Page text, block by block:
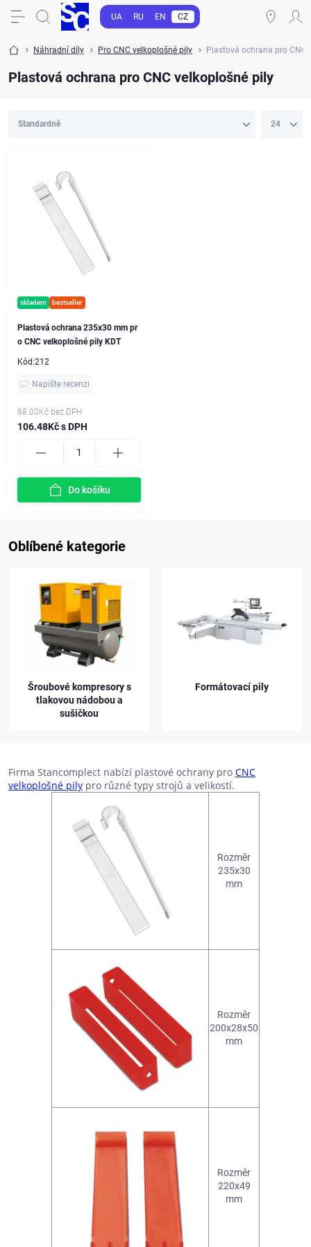
UA RU EN CZ
Náhradní díly Pro CNC velkoplošné pily Plastová ochrana pro CNC
Plastová ochrana pro CNC velkoplošné pily
skladem bestseller
Plastová ochrana 235x30 mm pr
o CNC velkoplošné pily KDT
Kód:212
Napište recenzi
88.00Kč bez DPH
106.48Kč s DPH
Do košíku
Oblíbené kategorie
Šroubové kompresory s
tlakovou nádobou a
sušičkou
Formátovací pily
Firma Stancomplect nabízí plastové ochrany pro CNC
velkoplošné pily pro různé typy strojů a velikostí.
Rozměr
235x30
mm
Rozměr
200x28x50
mm
Rozměr
220x49
mm